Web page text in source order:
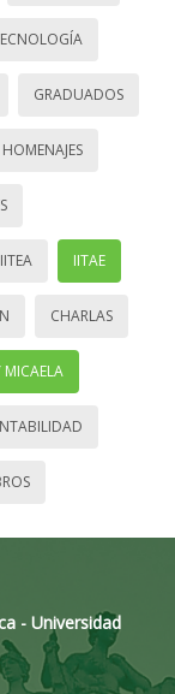
GRADUADOS
HOMENAJES
IITEA IITAE
CHARLAS
MICAELA
- Universidad